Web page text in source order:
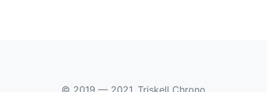
© 2019 — 2021, Triskell Chrono